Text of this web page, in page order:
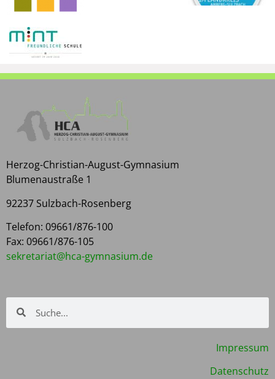
Herzog-Christian-August-Gymnasium
Blumenaustraße 1
92237 Sulzbach-Rosenberg
Telefon: 09661/876-100
Fax: 09661/876-105
ed.mu
isanm
yg-ac
h@tai
rater
kes
Impressum
Datenschutz